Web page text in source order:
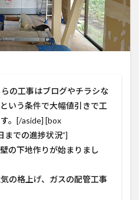
の工事はブログやチラシな
いう条件で大幅値引きで工
。[/aside] [box
までの進捗状況”]
の下地作りが始まりまし
の格上げ、ガスの配管工事